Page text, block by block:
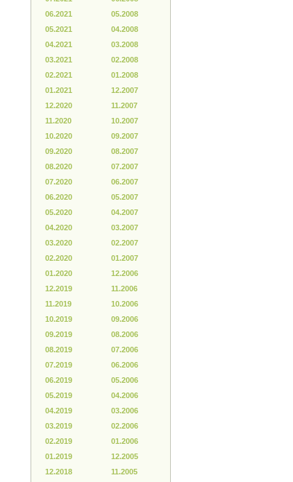
06.2021
05.2021
04.2021
03.2021
02.2021
01.2021
12.2020
11.2020
10.2020
09.2020
08.2020
07.2020
06.2020
05.2020
04.2020
03.2020
02.2020
01.2020
12.2019
11.2019
10.2019
09.2019
08.2019
07.2019
06.2019
05.2019
04.2019
03.2019
02.2019
01.2019
12.2018
05.2008
04.2008
03.2008
02.2008
01.2008
12.2007
11.2007
10.2007
09.2007
08.2007
07.2007
06.2007
05.2007
04.2007
03.2007
02.2007
01.2007
12.2006
11.2006
10.2006
09.2006
08.2006
07.2006
06.2006
05.2006
04.2006
03.2006
02.2006
01.2006
12.2005
11.2005